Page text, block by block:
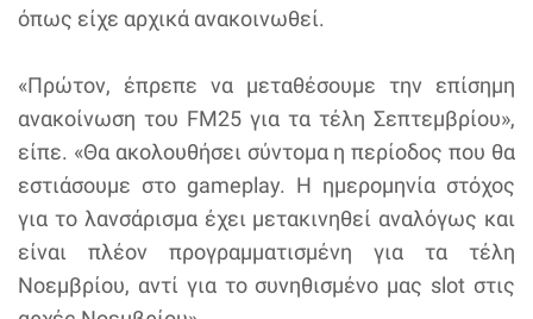
όπως είχε αρχικά ανακοινωθεί.
«Πρώτον, έπρεπε να μεταθέσουμε την επίσημη
ανακοίνωση του FM25 για τα τέλη Σεπτεμβρίου»,
είπε. «Θα ακολουθήσει σύντομα η περίοδος που θα
εστιάσουμε στο gameplay. Η ημερομηνία στόχος
για το λανσάρισμα έχει μετακινηθεί αναλόγως και
είναι πλέον προγραμματισμένη για τα τέλη
Νοεμβρίου, αντί για το συνηθισμένο μας slot στις